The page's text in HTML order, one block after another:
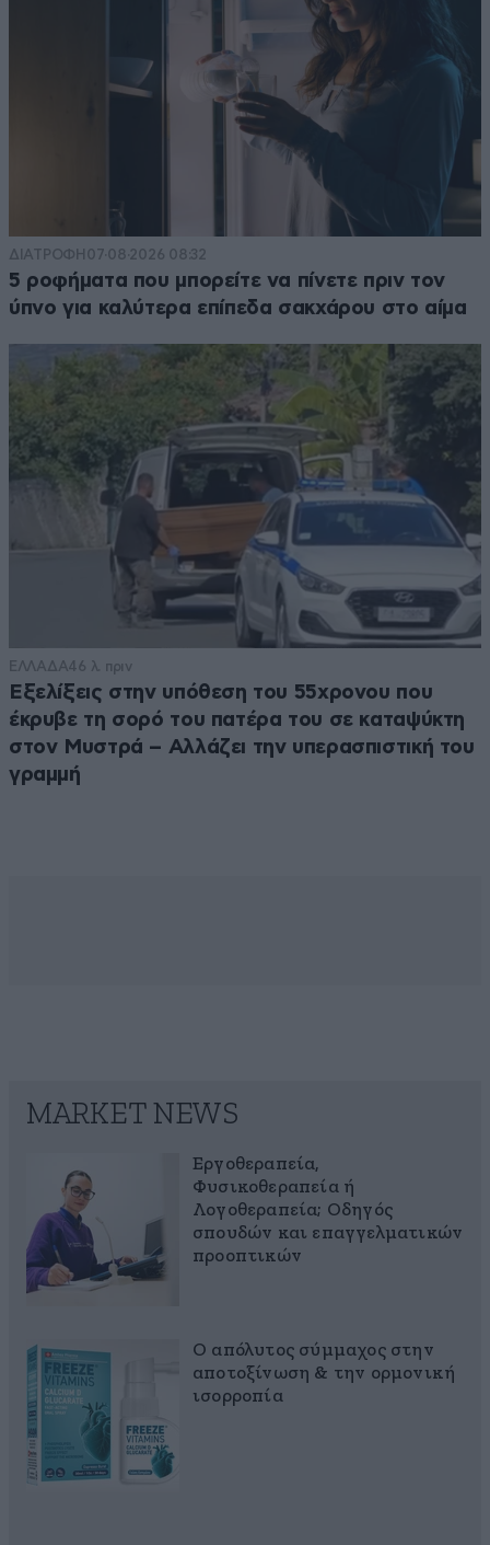
ΔΙΑΤΡΟΦΗ 07·08·2026 08:32
5 ροφήματα που μπορείτε να πίνετε πριν τον
ύπνο για καλύτερα επίπεδα σακχάρου στο αίμα
ΕΛΛΑΔΑ46 λ. πριν
Εξελίξεις στην υπόθεση του 55χρονου που
έκρυβε τη σορό του πατέρα του σε καταψύκτη
στον Μυστρά – Αλλάζει την υπερασπιστική του
γραμμή
MARKET NEWS
Εργοθεραπεία,
Φυσικοθεραπεία ή
Λογοθεραπεία; Οδηγός
σπουδών και επαγγελματικών
προοπτικών
Ο απόλυτος σύμμαχος στην
αποτοξίνωση & την ορμονική
ισορροπία